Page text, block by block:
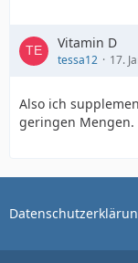
Vitamin D
tessa12 17.
Also ich
geringen Mengen.